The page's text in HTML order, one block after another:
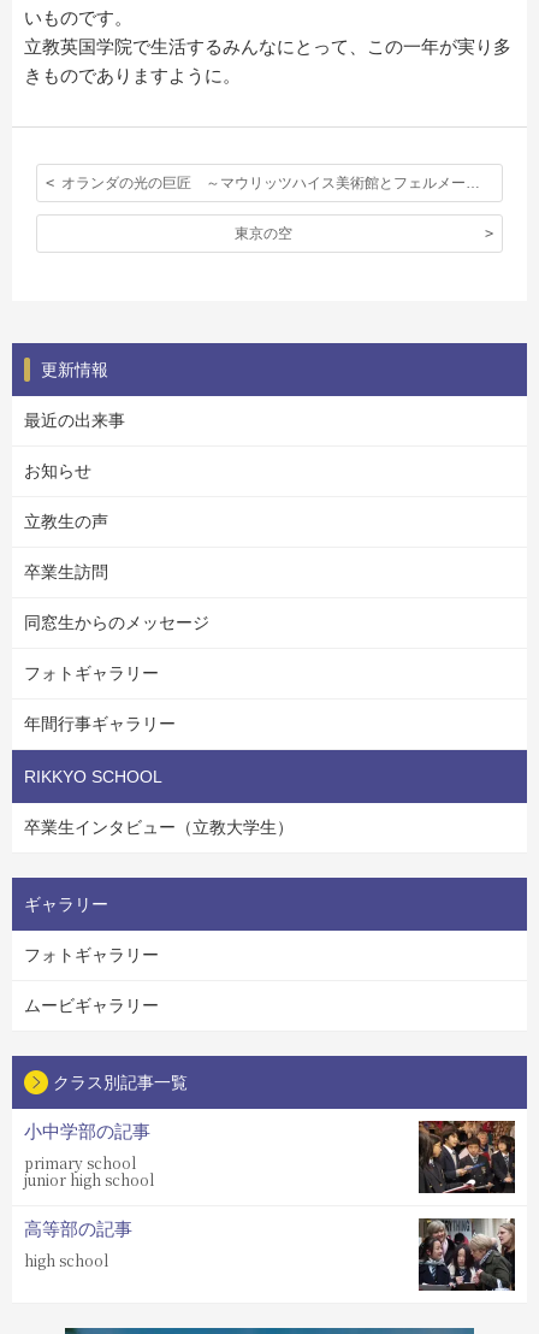
いものです。
立教英国学院で生活するみんなにとって、この一年が実り多
きものでありますように。
東京の空
更新情報
最近の出来事
お知らせ
立教生の声
卒業生訪問
同窓生からのメッセージ
フォトギャラリー
年間行事ギャラリー
RIKKYO SCHOOL
卒業生インタビュー（立教大学生）
ギャラリー
フォトギャラリー
ムービギャラリー
クラス別記事一覧
小中学部の記事
primary school
junior high school
高等部の記事
high school